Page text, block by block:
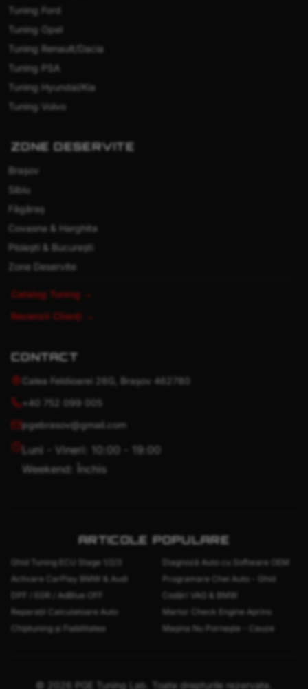
Tuning Ford
Tuning Opel
Tuning Renault/Dacia
Tuning PSA
Tuning Hyundai/Kia
Tuning Volvo
ZONE DESERVITE
Brașov
Sibiu
Făgăraș
Covasna & Harghita
Ploiești & București
Zone Deservite
Catalog Tuning →
Recenzii Clienți →
CONTACT
Calea Feldioarei 26G, Brașov 462780
+40 752 099 005
pgebrasov@gmail.com
Luni - Vineri: 10:00 - 19:00
Weekend: Închis
ARTICOLE POPULARE
Ghid Tuning ECU Stage 1/2/3
Diagnoză Auto cu Software OEM
Activare CarPlay BMW & Audi
Programare Chei Auto - Ghid
DPF / EGR / AdBlue OFF
Codări VAG & BMW
Reparații Calculatoare Auto
Martor Check Engine Aprins
Chiptuning și Fiabilitatea
Mașina Nu Pornește - Cauze
© 2026 PGE Tuning Lab. Toate drepturile rezervate.